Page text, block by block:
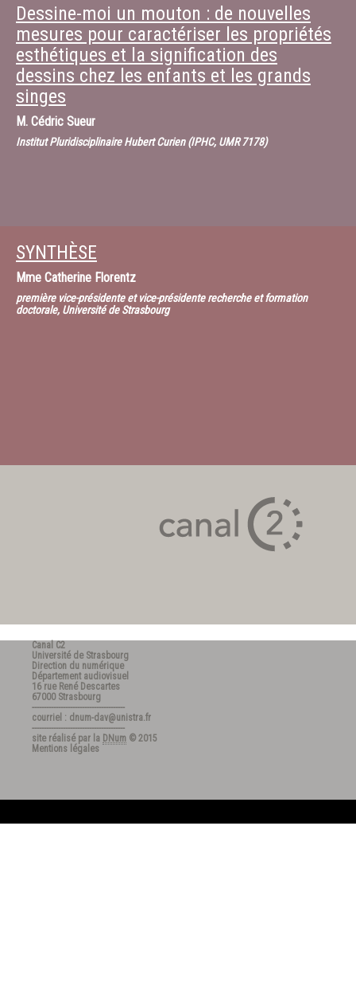
Dessine-moi un mouton : de nouvelles
mesures pour caractériser les propriétés
esthétiques et la signification des
dessins chez les enfants et les grands
singes
M. Cédric Sueur
Institut Pluridisciplinaire Hubert Curien (IPHC, UMR 7178)
SYNTHÈSE
Mme Catherine Florentz
première vice-présidente et vice-présidente recherche et formation
doctorale, Université de Strasbourg
Canal C2
Université de Strasbourg
Direction du numérique
Département audiovisuel
16 rue René Descartes
67000 Strasbourg
---------------------------------------
courriel : dnum-dav@unistra.fr
---------------------------------------
site réalisé par la DNum © 2015
Mentions légales